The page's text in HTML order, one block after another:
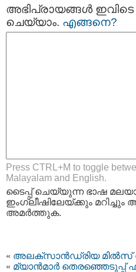
അഭിപ്രായങ്ങള്‍
ചെയ്യാം. എങ്ങനെ?
Press CTRL+M to toggle
Malayalam and English.
ടൈപ്പ്‌ ചെയ്യുന്ന ഭാഷ
ഇംഗ്ലീഷിലേയ്ക്കും മറിച്ചും
അമര്‍ത്തുക.
« അലക്‌സാന്‍ഡ്രിയ മില്‍സ്
« മ്യാന്‍മാര്‍ തെരഞ്ഞെടുപ്പ്